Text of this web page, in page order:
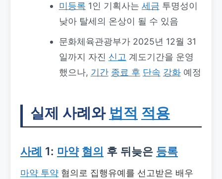
미등록 1인 기획사는 세금 투명성이
낮아 탈세의 온상이 될 수 있음
문화체육관광부가 2025년 12월 31
일까지 자진 신고 계도기간을 운영
했으나, 기간 종료 후 단속 강화예정
실제 사례와 법적 적용
사례 1: 마약 혐의 후 뒤늦은 등록
마약 투약 혐의로 집행유예를 선고받은 배우